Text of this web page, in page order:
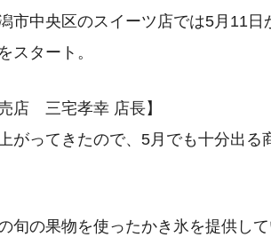
市中央区のスイーツ店では5月11日
スタート。
店 三宅孝幸 店長】
がってきたので、5月でも十分出る
旬の果物を使ったかき氷を提供し